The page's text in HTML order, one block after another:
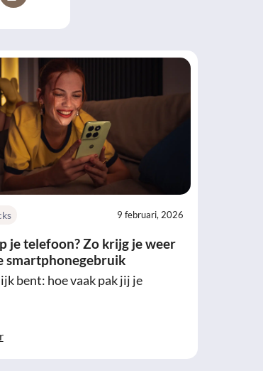
9 februari, 2026
je telefoon? Zo krijg je weer
smartphonegebruik
bent: hoe vaak pak jij je